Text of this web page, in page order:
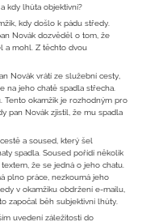
kdy lhůta objektivní?
kdy došlo k pádu středy.
Novák dozvěděl o tom, že
a mohl. Z těchto dvou
Novák vrátí ze služební cesty,
na jeho chatě spadla střecha.
Tento okamžik je rozhodným pro
pan Novák zjistil, že mu spadla
a soused, který šel
spadla. Soused pořídí několik
že se jedná o jeho chatu.
plno práce, nezkoumá jeho
v okamžiku obdržení e-mailu,
započal běh subjektivní lhůty.
uvedení záležitosti do